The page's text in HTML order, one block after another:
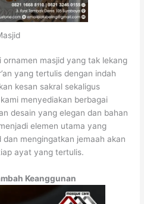
ornamen masjid yang tak lekang
yang tertulis dengan indah
kesan sakral sekaligus
menyediakan berbagai
desain yang elegan dan bahan
elemen utama yang
mengingatkan jemaah akan
ayat yang tertulis.
Keanggunan